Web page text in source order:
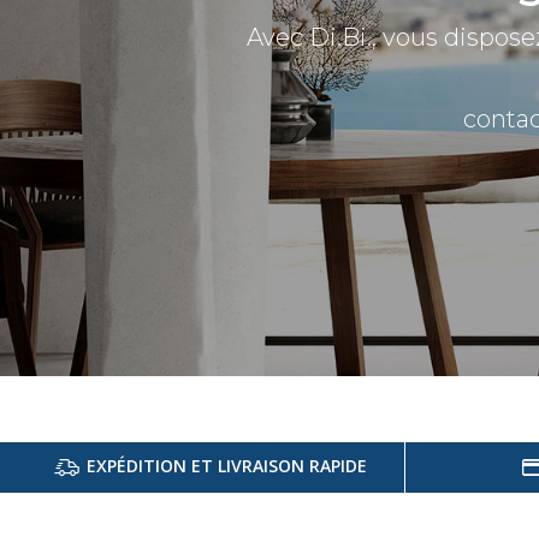
Avec Di.Bi., vous
EXPÉDITION ET LIVRAISON RAPIDE